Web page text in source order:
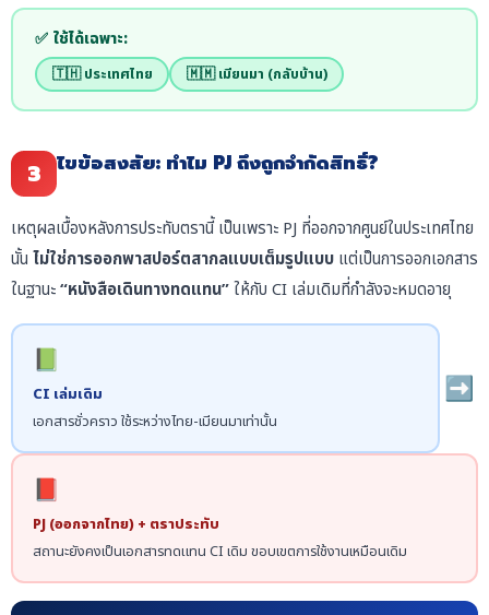
✅ ใช้ได้เฉพาะ:
🇹🇭 ประเทศไทย 🇲🇲 เมียนมา (กลับบ้าน)
3 ไขข้อสงสัย: ทำไม PJ ถึงถูกจำกัดสิทธิ์?
เหตุผลเบื้องหลังการประทับตรานี้ เป็นเพราะ PJ ที่ออกจากศูนย์ในประเทศไทย
นั้น ไม่ใช่การออกพาสปอร์ตสากลแบบเต็มรูปแบบ แต่เป็นการออกเอกสาร
ในฐานะ“หนังสือเดินทางทดแทน”ให้กับ CI เล่มเดิมที่กำลังจะหมดอายุ
CI เล่มเดิม
เอกสารชั่วคราว ใช้ระหว่างไทย-เมียนมาเท่านั้น
➡️
PJ (ออกจากไทย) + ตราประทับ
สถานะยังคงเป็นเอกสารทดแทน CI เดิม ขอบเขตการใช้งานเหมือนเดิม